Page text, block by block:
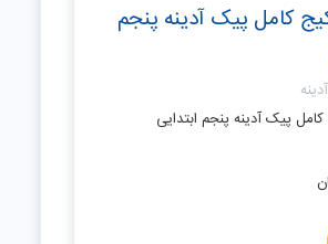
کامل پیک آدینه پنجم
کامل پیک آدینه پنجم ابتدایی